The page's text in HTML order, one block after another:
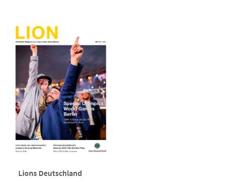
Lions Deutschland